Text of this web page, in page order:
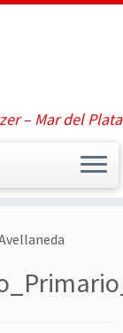
– Mar del Plata